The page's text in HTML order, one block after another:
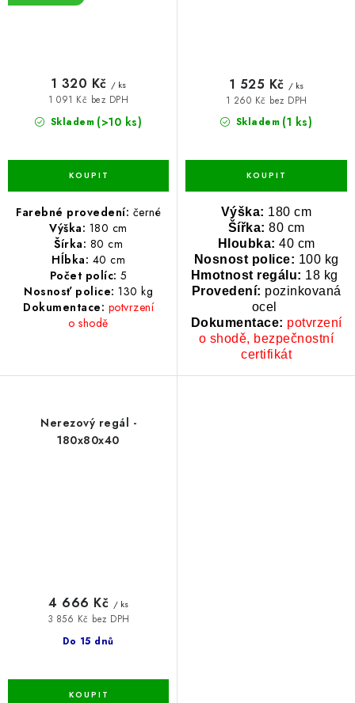
Skladem (>10 ks)
1 091 Kč bez DPH
1 320 Kč / ks
Farebné provedení: černé
Výška: 180 cm
Šírka: 80 cm
Hĺbka: 40 cm
Počet políc: 5
Nosnosť police: 130 kg
Dokumentace: potvrzení
o shodě
Skladem (1 ks)
1 260 Kč bez DPH
1 525 Kč / ks
Výška: 180 cm
Šířka: 80 cm
Hloubka: 40 cm
Nosnost police: 100 kg
Hmotnost regálu: 18 kg
Provedení: pozinkovaná
ocel
Dokumentace: potvrzení
o shodě, bezpečnostní
certifikát
Nerezový regál -
180x80x40
Do 15 dnů
3 856 Kč bez DPH
4 666 Kč / ks